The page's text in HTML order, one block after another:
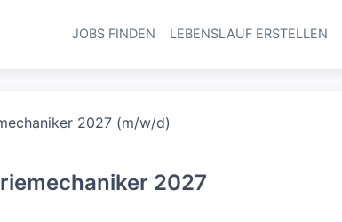
JOBS FINDEN LEBENSLAUF ERSTELLEN
2027 (m/w/d)
2027